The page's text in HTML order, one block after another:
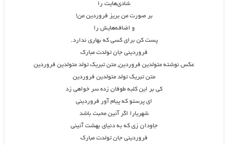
شادی‌هایت را
بر صورت من بریز فروردین من!
و اضافه‌هایش را
پست کن برای کسی که بهاری ندارد.
فروردینی جان تولدت مبارک
عکس نوشته متولدین فروردین, متن تبریک تولد متولدین فروردین
متن تبریک تولد متولدین فروردین
کی بر این کلبه طوفان زده سر خواهی زد
ای پرستو که پیام آور فروردینی
شهریارا اگر آئین محبت باشد
جاودان زی که به دنیای بهشت آئینی
فروردینی جان تولدت مبارک